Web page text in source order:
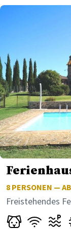
8 PERSONEN —
Freistehendes